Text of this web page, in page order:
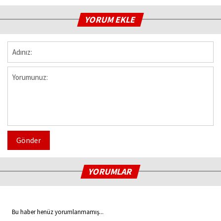
YORUM EKLE
Gönder
YORUMLAR
Bu haber henüz yorumlanmamış...